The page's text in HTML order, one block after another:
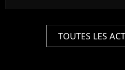
TOUTES LES